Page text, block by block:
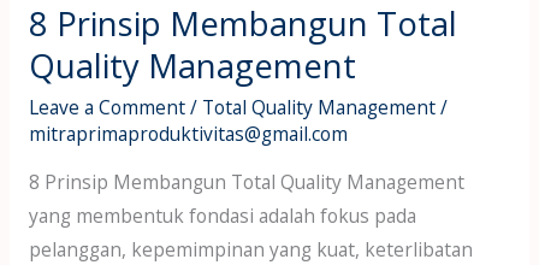
8 Prinsip Membangun Total
Quality Management
Leave a Comment/ Total Quality Management/
mitraprimaproduktivitas@gmail.com
8 Prinsip Membangun Total Quality Management
yang membentuk fondasi adalah fokus pada
pelanggan, kepemimpinan yang kuat, keterlibatan